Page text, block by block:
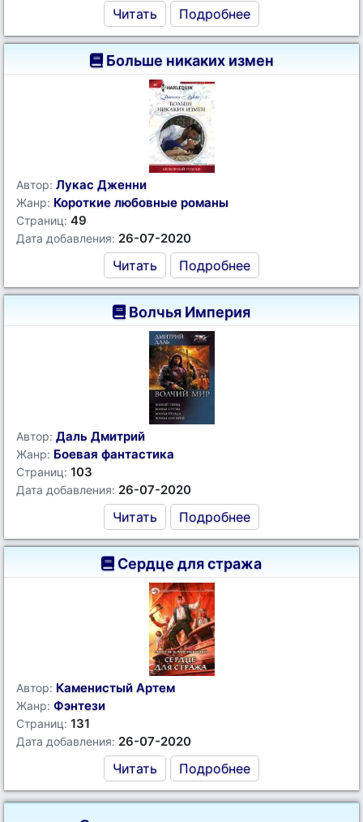
Читать Подробнее
Больше никаких измен
Автор: Лукас Дженни
Жанр: Короткие любовные романы
Страниц: 49
Дата добавления: 26-07-2020
Читать Подробнее
Волчья Империя
Автор: Даль Дмитрий
Жанр: Боевая фантастика
Страниц: 103
Дата добавления: 26-07-2020
Читать Подробнее
Сердце для стража
Автор: Каменистый Артем
Жанр: Фэнтези
Страниц: 131
Дата добавления: 26-07-2020
Читать Подробнее